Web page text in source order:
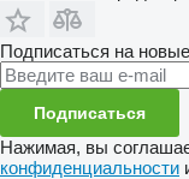
Подписаться на
Подписаться
Нажимая, вы
конфиденциальности